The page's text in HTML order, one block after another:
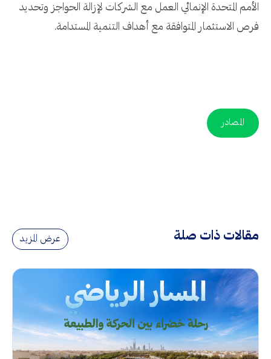
الأمم المتحدة الإنمائي العمل مع الشركات لإزالة الحواجز وتحديد
فرص الاستثمار المتوافقة مع أهداف التنمية المستدامة.
المصادر
مقالات ذات صلة عرض المزيد